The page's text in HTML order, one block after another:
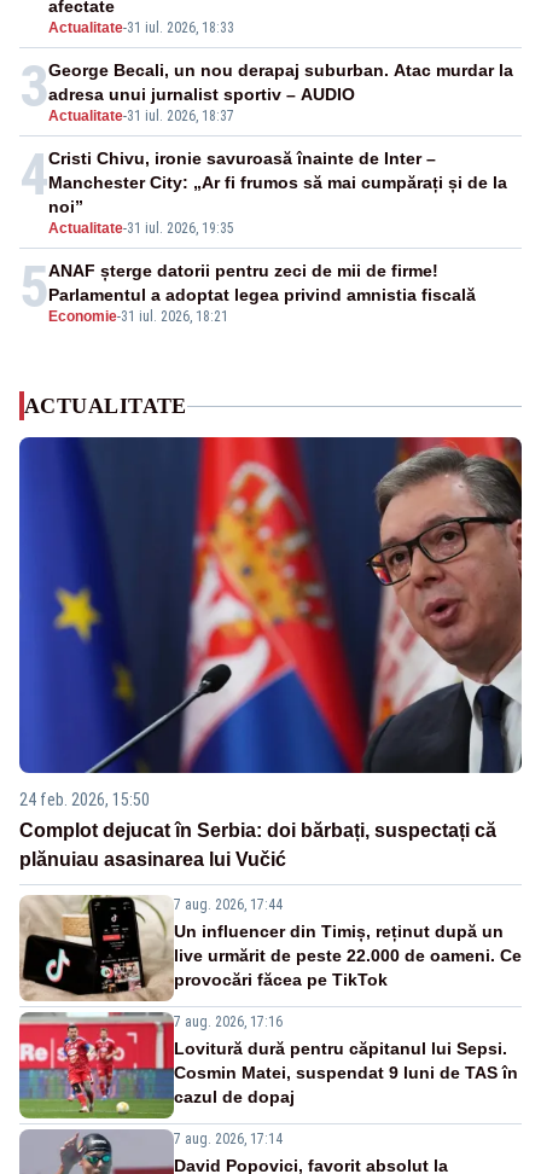
Actualitate-31 iul. 2026, 18:33
afectate
3Actualitate-31 iul. 2026, 18:37
George Becali, un nou derapaj suburban. Atac murdar la
adresa unui jurnalist sportiv – AUDIO
4
Actualitate-31 iul. 2026, 19:35
Cristi Chivu, ironie savuroasă înainte de Inter –
Manchester City: „Ar fi frumos să mai cumpărați și de la
noi”
5 Economie-31 iul. 2026, 18:21
ANAF șterge datorii pentru zeci de mii de firme!
Parlamentul a adoptat legea privind amnistia fiscală
ACTUALITATE
24 feb. 2026, 15:50
Complot dejucat în Serbia: doi bărbați, suspectați că
plănuiau asasinarea lui Vučić
7 aug. 2026, 17:44
Un influencer din Timiș, reținut după un
live urmărit de peste 22.000 de oameni. Ce
provocări făcea pe TikTok
7 aug. 2026, 17:16
Lovitură dură pentru căpitanul lui Sepsi.
Cosmin Matei, suspendat 9 luni de TAS în
cazul de dopaj
7 aug. 2026, 17:14
David Popovici, favorit absolut la